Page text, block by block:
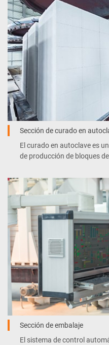
Sección de curado en
El curado en autoclave es
de producción de bloques
Sección de embalaje
El sistema de control